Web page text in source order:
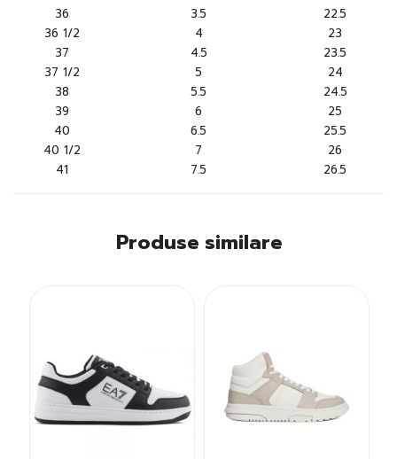
36
3.5
22.5
36 1/2
4
23
37
4.5
23.5
37 1/2
5
24
38
5.5
24.5
39
6
25
40
6.5
25.5
40 1/2
7
26
41
7.5 26.5
Produse similare